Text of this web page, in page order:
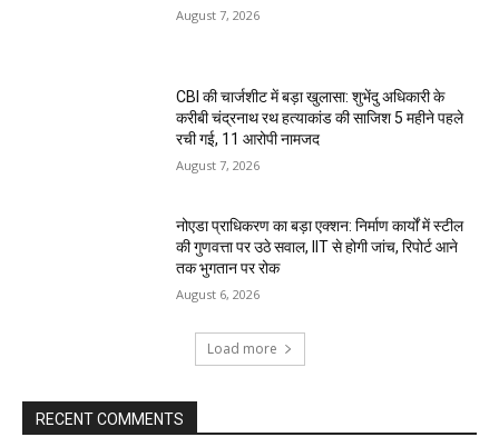
August 7, 2026
CBI की चार्जशीट में बड़ा खुलासा: शुभेंदु अधिकारी के
करीबी चंद्रनाथ रथ हत्याकांड की साजिश 5 महीने पहले
रची गई, 11 आरोपी नामजद
August 7, 2026
नोएडा प्राधिकरण का बड़ा एक्शन: निर्माण कार्यों में स्टील
की गुणवत्ता पर उठे सवाल, IIT से होगी जांच, रिपोर्ट आने
तक भुगतान पर रोक
August 6, 2026
Load more
RECENT COMMENTS